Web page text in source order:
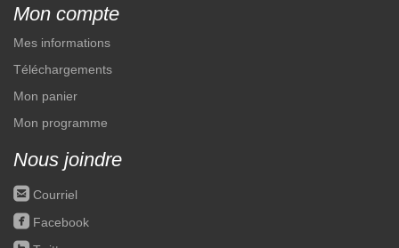
Mon compte
Mes informations
Téléchargements
Mon panier
Mon programme
Nous joindre
roundedemail Courriel
roundedfacebook Facebook